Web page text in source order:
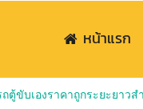
หน้าแรก
ตู้ขับเองราคาถูกระยะยาวส